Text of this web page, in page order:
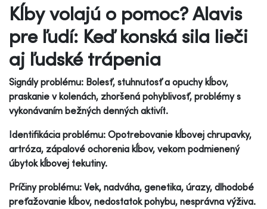
Kĺby volajú o pomoc? Alavis
pre ľudí: Keď konská sila lieči
aj ľudské trápenia
Signály problému: Bolesť, stuhnutosť a opuchy kĺbov,
praskanie v kolenách, zhoršená pohyblivosť, problémy s
vykonávaním bežných denných aktivít.
Identifikácia problému: Opotrebovanie kĺbovej chrupavky,
artróza, zápalové ochorenia kĺbov, vekom podmienený
úbytok kĺbovej tekutiny.
Príčiny problému: Vek, nadváha, genetika, úrazy, dlhodobé
preťažovanie kĺbov, nedostatok pohybu, nesprávna výživa.